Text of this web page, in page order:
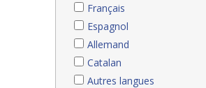
Français
Espagnol
Allemand
Catalan
Autres langues